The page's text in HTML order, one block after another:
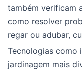
também verificam
como resolver
regar ou adubar,
Tecnologias como
jardinagem mais